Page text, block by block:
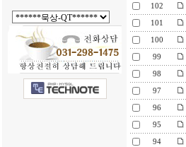
102
101
100
99
98
97
96
95
94